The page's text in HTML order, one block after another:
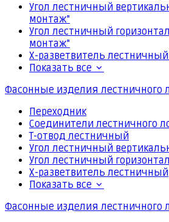
Угол лестничный
монтаж"
Угол лестничный
монтаж"
Х-разветвитель
Показать все
Фасонные изделия лестничного
Переходник
Соединители лестничного
Т-отвод лестничный
Угол лестничный
Угол лестничный
Х-разветвитель лестничный
Показать все
Фасонные изделия лестничного